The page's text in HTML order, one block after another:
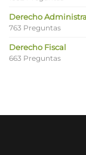
Derecho
763 Preguntas
Derecho Fiscal
663 Preguntas